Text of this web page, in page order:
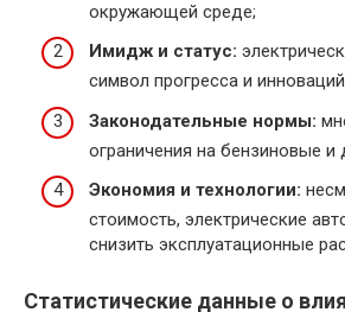
окружающей среде;
Имидж и статус:
символ прогресса и
Законодательные нормы:
ограничения на бензиновые
Экономия и технологии:
стоимость, электрические
снизить эксплуатационные
Статистические данные о